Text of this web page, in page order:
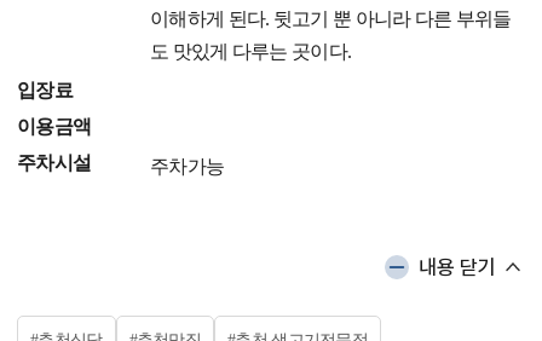
이해하게 된다. 뒷고기 뿐 아니라 다른 부위들
도 맛있게 다루는 곳이다.
입장료
이용금액
주차시설
주차가능
내용 닫기